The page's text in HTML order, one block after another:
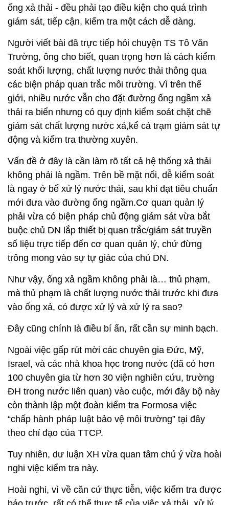
ống xả thải - đều phải tạo điều kiện cho quá trình
giám sát, tiếp cận, kiểm tra một cách dễ dàng.
Người viết bài đã trực tiếp hỏi chuyện TS Tô Văn
Trường, ông cho biết, quan trọng hơn là cách kiểm
soát khối lượng, chất lượng nước thải thông qua
các biện pháp quan trắc môi trường. Vì trên thế
giới, nhiều nước vẫn cho đặt đường ống ngầm xả
thải ra biển nhưng có quy định kiểm soát chặt chẽ
giám sát chất lượng nước xả,kể cả trạm giám sát tự
động và kiểm tra thường xuyên.
Vấn đề ở đây là cần làm rõ tất cả hệ thống xả thải
không phải là ngầm. Trên bề mặt nổi, dễ kiểm soát
là ngay ở bể xử lý nước thải, sau khi đạt tiêu chuẩn
mới đưa vào đường ống ngầm.Cơ quan quản lý
phải vừa có biện pháp chủ động giám sát vừa bắt
buộc chủ DN lắp thiết bị quan trắc/giám sát truyền
số liệu trực tiếp đến cơ quan quản lý, chứ đừng
trông mong vào sự tự giác của chủ DN.
Như vậy, ống xả ngầm không phải là… thủ phạm,
mà thủ phạm là chất lượng nước thải trước khi đưa
vào ống xả, có được xử lý và xử lý ra sao?
Đây cũng chính là điều bí ẩn, rất cần sự minh bạch.
Ngoài việc gấp rút mời các chuyên gia Đức, Mỹ,
Israel, và các nhà khoa học trong nước (đã có hơn
100 chuyên gia từ hơn 30 viện nghiên cứu, trường
ĐH trong nước liên quan) vào cuộc, mới đây bộ này
còn thành lập một đoàn kiểm tra Formosa việc
“chấp hành pháp luật bảo vệ môi trường” tại đây
theo chỉ đạo của TTCP.
Tuy nhiên, dư luận XH vừa quan tâm chú ý vừa hoài
nghi việc kiểm tra này.
Hoài nghi, vì về căn cứ thực tiễn, việc kiểm tra được